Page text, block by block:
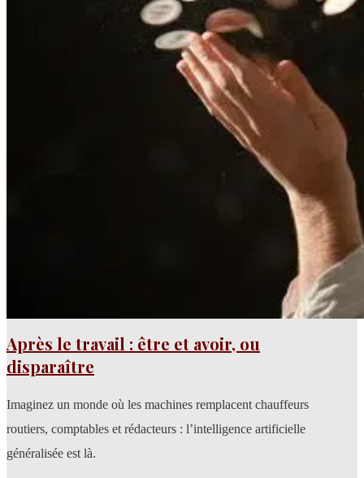
Après le travail : être et avoir, ou
disparaître
Imaginez un monde où les machines remplacent chauffeurs
routiers, comptables et rédacteurs : l’intelligence artificielle
généralisée est là.